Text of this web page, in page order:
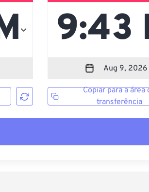
Copiar para a área
transferência